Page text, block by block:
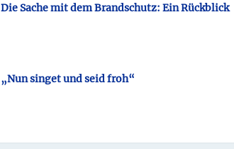
Die Sache mit dem Brandschutz: Ein Rückblick
„Nun singet und seid froh“